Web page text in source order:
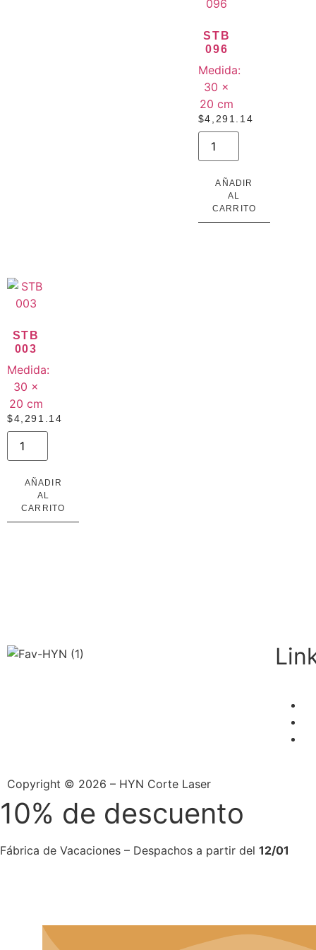
STB
096
Medida:
30 ×
20 cm
$4,291.14
AÑADIR
AL
CARRITO
STB
003
Medida:
30 ×
20 cm
$4,291.14
AÑADIR
AL
CARRITO
Copyright © 2026 – HYN Corte Laser
10% de descuento
Fábrica de Vacaciones – Despachos a partir del 12/01